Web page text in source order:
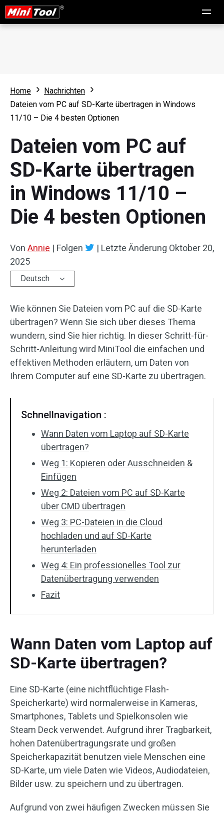
Home
Nachrichten
Dateien vom PC auf SD-Karte übertragen in Windows
11/10 – Die 4 besten Optionen
Dateien vom PC auf
SD-Karte übertragen
in Windows 11/10 –
Die 4 besten Optionen
Von Annie | Folgen | Letzte Änderung Oktober 20,
2025
Deutsch
Wie können Sie Dateien vom PC auf die SD-Karte
übertragen? Wenn Sie sich über dieses Thema
wundern, sind Sie hier richtig. In dieser Schritt-für-
Schritt-Anleitung wird MiniTool die einfachen und
effektiven Methoden erläutern, um Daten von
Ihrem Computer auf eine SD-Karte zu übertragen.
Schnellnavigation :
Wann Daten vom Laptop auf SD-Karte
übertragen?
Weg 1: Kopieren oder Ausschneiden &
Einfügen
Weg 2: Dateien vom PC auf SD-Karte
über CMD übertragen
Weg 3: PC-Dateien in die Cloud
hochladen und auf SD-Karte
herunterladen
Weg 4: Ein professionelles Tool zur
Datenübertragung verwenden
Fazit
Wann Daten vom Laptop auf
SD-Karte übertragen?
Eine SD-Karte (eine nichtflüchtige Flash-
Speicherkarte) wird normalerweise in Kameras,
Smartphones, Tablets und Spielkonsolen wie
Steam Deck verwendet. Aufgrund ihrer Tragbarkeit,
hohen Datenübertragungsrate und großen
Speicherkapazität benutzen viele Menschen eine
SD-Karte, um viele Daten wie Videos, Audiodateien,
Bilder usw. zu speichern und zu übertragen.
Aufgrund von zwei häufigen Zwecken müssen Sie